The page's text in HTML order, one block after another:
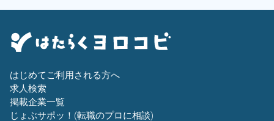
はじめてご利用される方へ
求人検索
掲載企業一覧
じょぶサポッ！(転職のプロに相談)